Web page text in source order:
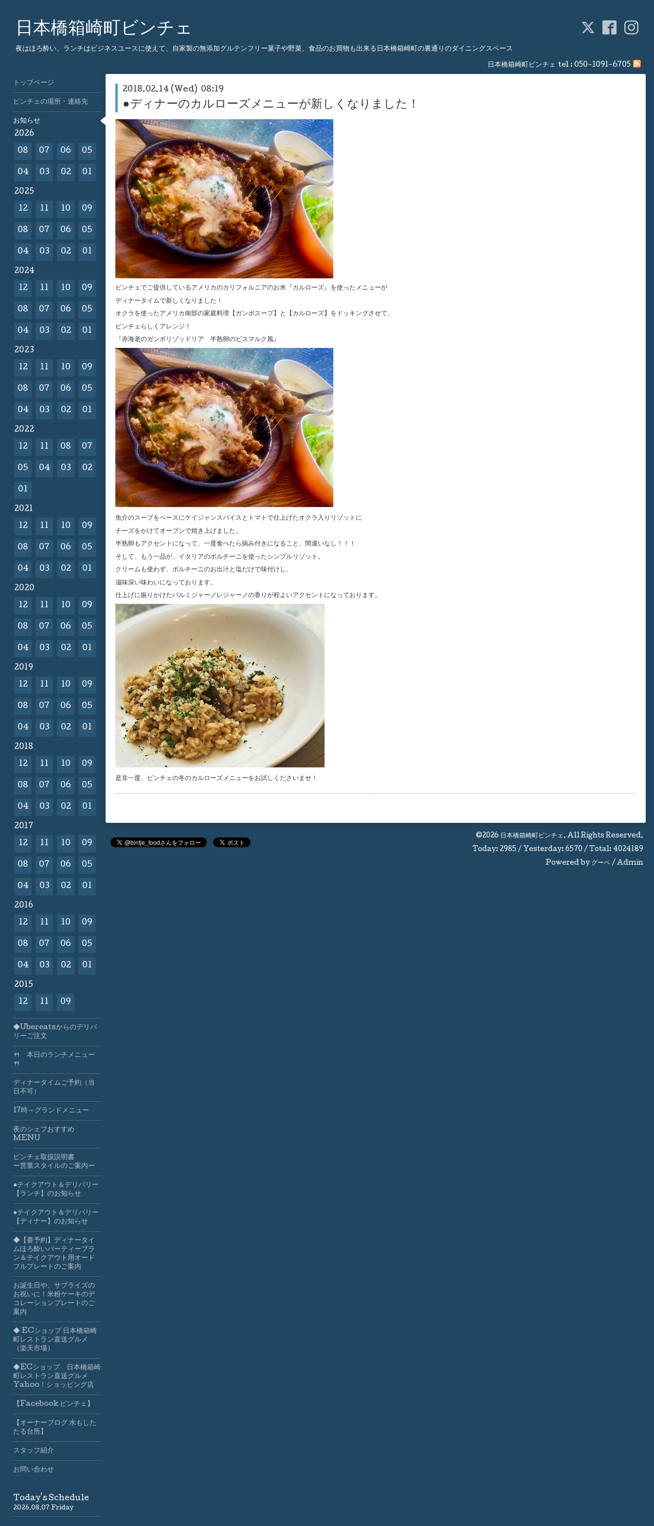
日本橋箱崎町ビンチェ
夜はほろ酔い、ランチはビジネスユースに使えて、自家製の無添加グルテンフリー菓子や野菜、食品のお買物も出来る日本橋箱崎町の裏通りのダイニングスペース
日本橋箱崎町ビンチェ tel : 050-1091-6705
2018.02.14 (Wed) 08:19
●ディナーのカルローズメニューが新しくなりました！
ビンチェでご提供しているアメリカのカリフォルニアのお米『カルローズ』を使ったメニューが
ディナータイムで新しくなりました！
オクラを使ったアメリカ南部の家庭料理【ガンボスープ】と【カルローズ】をドッキングさせて、
ビンチェらしくアレンジ！
『赤海老のガンボリゾッドリア 半熟卵のビスマルク風』
魚介のスープをベースにケイジャンスパイスとトマトで仕上げたオクラ入りリゾットに
チーズをかけてオーブンで焼き上げました。
半熟卵もアクセントになって、一度食べたら病み付きになること、間違いなし！！！
そして、もう一品が、イタリアのポルチーニを使ったシンプルリゾット。
クリームも使わず、ポルチーニのお出汁と塩だけで味付けし、
滋味深い味わいになっております。
仕上げに振りかけたパルミジャーノレジャーノの香りが程よいアクセントになっております。
是非一度、ビンチェの冬のカルローズメニューをお試しくださいませ！
©2026 日本橋箱崎町ビンチェ . All Rights Reserved.
Today: 2985 / Yesterday: 6570 / Total: 4024189
Powered by グーペ / Admin
トップページ
ビンチェの場所・連絡先
お知らせ
2026
08 07 06 05
04 03 02 01
2025
12 11 10 09
08 07 06 05
04 03 02 01
2024
12 11 10 09
08 07 06 05
04 03 02 01
2023
12 11 10 09
08 07 06 05
04 03 02 01
2022
12 11 08 07
05 04 03 02
01
2021
12 11 10 09
08 07 06 05
04 03 02 01
2020
12 11 10 09
08 07 06 05
04 03 02 01
2019
12 11 10 09
08 07 06 05
04 03 02 01
2018
12 11 10 09
08 07 06 05
04 03 02 01
2017
12 11 10 09
08 07 06 05
04 03 02 01
2016
12 11 10 09
08 07 06 05
04 03 02 01
2015
12 11 09
◆Ubereatsからのデリバ
リーご注文
🍴 本日のランチメニュー
🍴
ディナータイムご予約（当
日不可）
17時～グランドメニュー
夜のシェフおすすめ
MENU
ビンチェ取扱説明書
ー営業スタイルのご案内ー
●テイクアウト＆デリバリー
【ランチ】のお知らせ
●テイクアウト＆デリバリー
【ディナー】のお知らせ
◆【要予約】ディナータイ
ムほろ酔いパーティープラ
ン＆テイクアウト用オード
ブルプレートのご案内
お誕生日や、サプライズの
お祝いに！米粉ケーキのデ
コレーションプレートのご
案内
◆ ECショップ 日本橋箱崎
町レストラン直送グルメ
（楽天市場）
◆ECショップ 日本橋箱崎
町レストラン直送グルメ
Yahoo！ショッピング店
【Facebook ビンチェ】
【オーナーブログ 水もした
たる台所】
スタッフ紹介
お問い合わせ
Today's Schedule
2026.08.07 Friday